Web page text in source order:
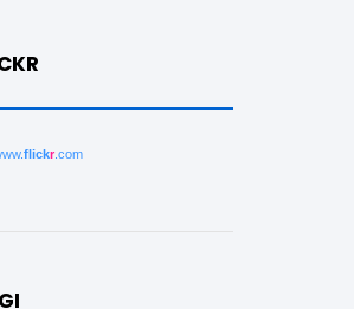
flickr .com